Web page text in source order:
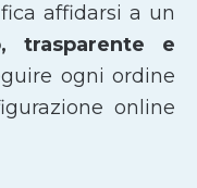
affidarsi a un
trasparente e
ogni ordine
online